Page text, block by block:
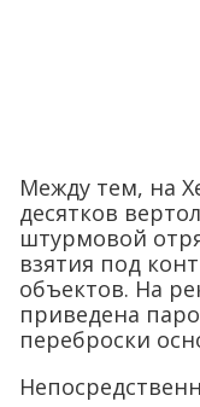
Между тем, на
десятков
штурмовой
взятия под
объектов. На
приведена
переброски